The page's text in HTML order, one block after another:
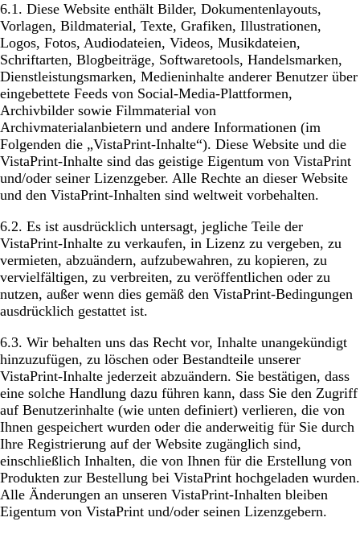
6.1. Diese Website enthält Bilder, Dokumentenlayouts,
Vorlagen, Bildmaterial, Texte, Grafiken, Illustrationen,
Logos, Fotos, Audiodateien, Videos, Musikdateien,
Schriftarten, Blogbeiträge, Softwaretools, Handelsmarken,
Dienstleistungsmarken, Medieninhalte anderer Benutzer über
eingebettete Feeds von Social-Media-Plattformen,
Archivbilder sowie Filmmaterial von
Archivmaterialanbietern und andere Informationen (im
Folgenden die „VistaPrint-Inhalte“). Diese Website und die
VistaPrint-Inhalte sind das geistige Eigentum von VistaPrint
und/oder seiner Lizenzgeber. Alle Rechte an dieser Website
und den VistaPrint-Inhalten sind weltweit vorbehalten.
6.2. Es ist ausdrücklich untersagt, jegliche Teile der
VistaPrint-Inhalte zu verkaufen, in Lizenz zu vergeben, zu
vermieten, abzuändern, aufzubewahren, zu kopieren, zu
vervielfältigen, zu verbreiten, zu veröffentlichen oder zu
nutzen, außer wenn dies gemäß den VistaPrint-Bedingungen
ausdrücklich gestattet ist.
6.3. Wir behalten uns das Recht vor, Inhalte unangekündigt
hinzuzufügen, zu löschen oder Bestandteile unserer
VistaPrint-Inhalte jederzeit abzuändern. Sie bestätigen, dass
eine solche Handlung dazu führen kann, dass Sie den Zugriff
auf Benutzerinhalte (wie unten definiert) verlieren, die von
Ihnen gespeichert wurden oder die anderweitig für Sie durch
Ihre Registrierung auf der Website zugänglich sind,
einschließlich Inhalten, die von Ihnen für die Erstellung von
Produkten zur Bestellung bei VistaPrint hochgeladen wurden.
Alle Änderungen an unseren VistaPrint-Inhalten bleiben
Eigentum von VistaPrint und/oder seinen Lizenzgebern.